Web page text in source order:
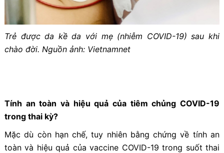
Trẻ được da kề da với mẹ (nhiễm COVID-19) sau khi
chào đời. Nguồn ảnh: Vietnamnet
Tính an toàn và hiệu quả của tiêm chủng COVID-19
trong thai kỳ?
Mặc dù còn hạn chế, tuy nhiên bằng chứng về tính an
toàn và hiệu quả của vaccine COVID-19 trong suốt thai